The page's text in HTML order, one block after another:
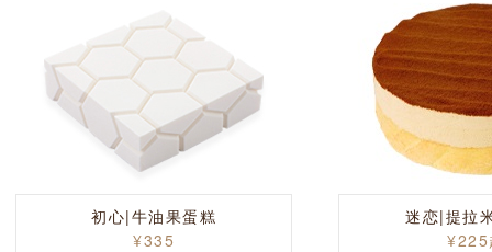
初心|牛油果蛋糕
¥335
迷恋|提拉
¥225